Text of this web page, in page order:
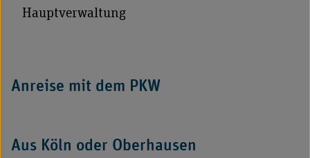
Hauptverwaltung
Anreise mit dem PKW
Aus Köln oder Oberhausen